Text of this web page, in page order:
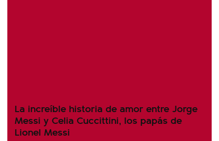
La increíble historia de amor entre Jorge
Messi y Celia Cuccittini, los papás de
Lionel Messi